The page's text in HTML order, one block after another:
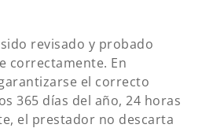
revisado y probado
correctamente. En
el correcto
365 días del año, 24 horas
el prestador no descarta